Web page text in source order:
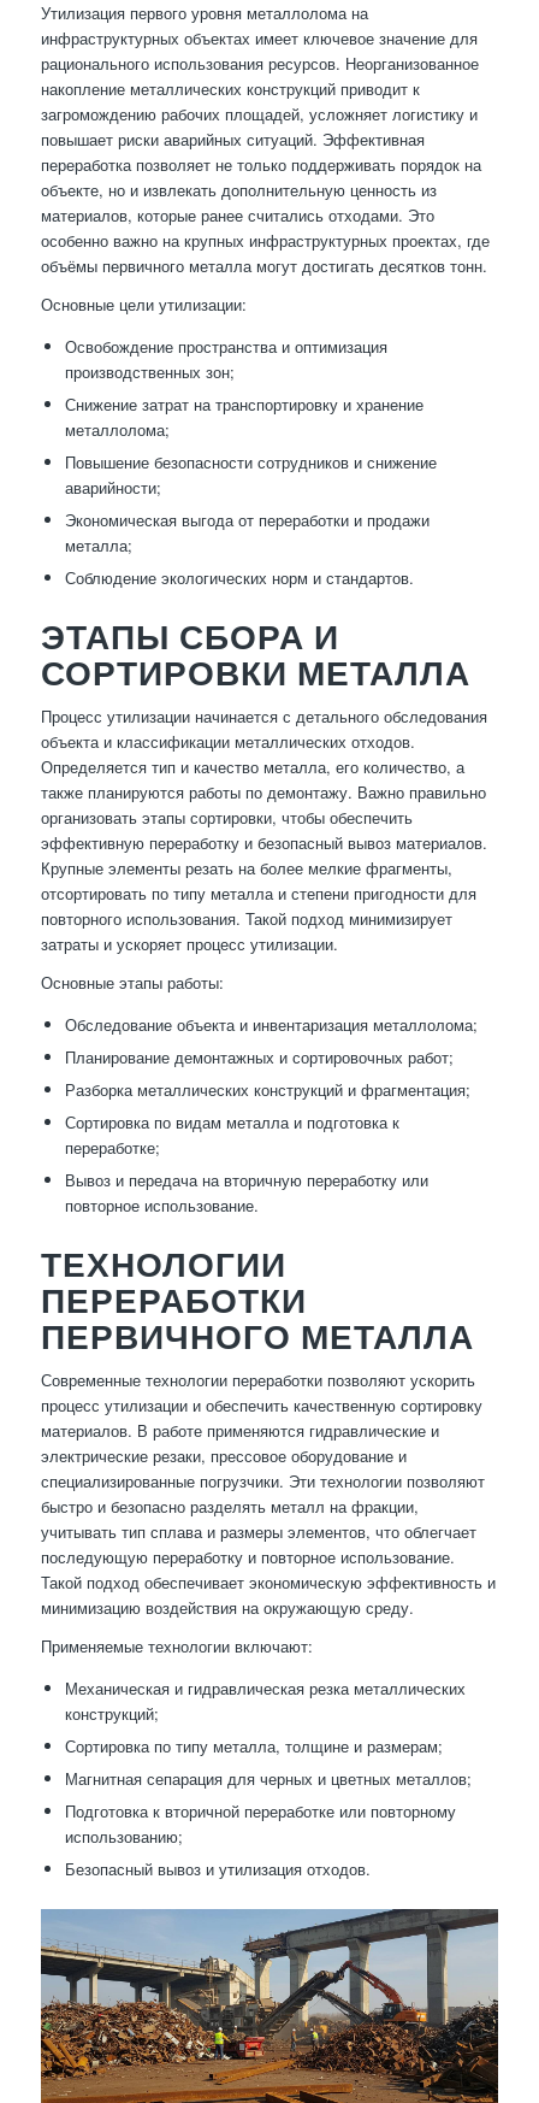
Утилизация первого уровня металлолома на
инфраструктурных объектах имеет ключевое значение для
рационального использования ресурсов. Неорганизованное
накопление металлических конструкций приводит к
загромождению рабочих площадей, усложняет логистику и
повышает риски аварийных ситуаций. Эффективная
переработка позволяет не только поддерживать порядок на
объекте, но и извлекать дополнительную ценность из
материалов, которые ранее считались отходами. Это
особенно важно на крупных инфраструктурных проектах, где
объёмы первичного металла могут достигать десятков тонн.
Основные цели утилизации:
Освобождение пространства и оптимизация
производственных зон;
Снижение затрат на транспортировку и хранение
металлолома;
Повышение безопасности сотрудников и снижение
аварийности;
Экономическая выгода от переработки и продажи
металла;
Соблюдение экологических норм и стандартов.
ЭТАПЫ СБОРА И
СОРТИРОВКИ МЕТАЛЛА
Процесс утилизации начинается с детального обследования
объекта и классификации металлических отходов.
Определяется тип и качество металла, его количество, а
также планируются работы по демонтажу. Важно правильно
организовать этапы сортировки, чтобы обеспечить
эффективную переработку и безопасный вывоз материалов.
Крупные элементы резать на более мелкие фрагменты,
отсортировать по типу металла и степени пригодности для
повторного использования. Такой подход минимизирует
затраты и ускоряет процесс утилизации.
Основные этапы работы:
Обследование объекта и инвентаризация металлолома;
Планирование демонтажных и сортировочных работ;
Разборка металлических конструкций и фрагментация;
Сортировка по видам металла и подготовка к
переработке;
Вывоз и передача на вторичную переработку или
повторное использование.
ТЕХНОЛОГИИ
ПЕРЕРАБОТКИ
ПЕРВИЧНОГО МЕТАЛЛА
Современные технологии переработки позволяют ускорить
процесс утилизации и обеспечить качественную сортировку
материалов. В работе применяются гидравлические и
электрические резаки, прессовое оборудование и
специализированные погрузчики. Эти технологии позволяют
быстро и безопасно разделять металл на фракции,
учитывать тип сплава и размеры элементов, что облегчает
последующую переработку и повторное использование.
Такой подход обеспечивает экономическую эффективность и
минимизацию воздействия на окружающую среду.
Применяемые технологии включают:
Механическая и гидравлическая резка металлических
конструкций;
Сортировка по типу металла, толщине и размерам;
Магнитная сепарация для черных и цветных металлов;
Подготовка к вторичной переработке или повторному
использованию;
Безопасный вывоз и утилизация отходов.